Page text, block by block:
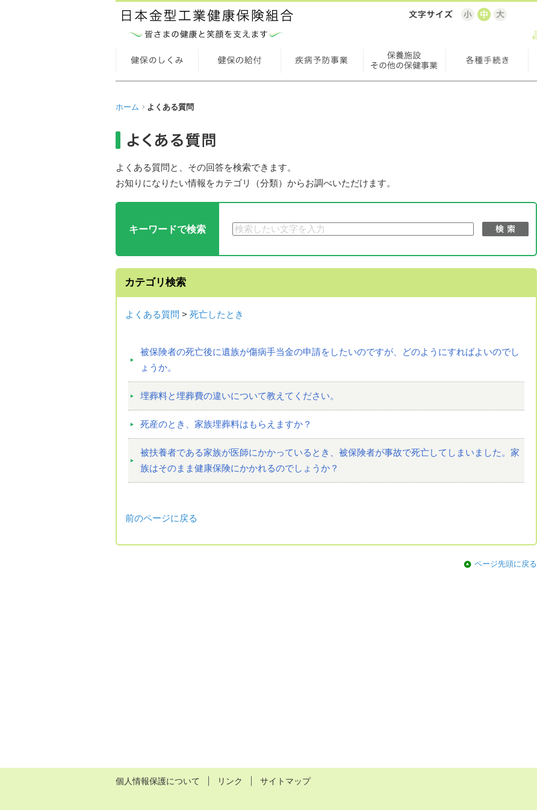
ホーム よくある質問
よくある質問と、その回答を検索できます。
お知りになりたい情報をカテゴリ（分類）からお調べいただけます。
キーワードで検索
カテゴリ検索
よくある質問 > 死亡したとき
被保険者の死亡後に遺族が傷病手当金の申請をしたいのですが、どのようにすればよいのでし
ょうか。
埋葬料と埋葬費の違いについて教えてください。
死産のとき、家族埋葬料はもらえますか？
被扶養者である家族が医師にかかっているとき、被保険者が事故で死亡してしまいました。家
族はそのまま健康保険にかかれるのでしょうか？
前のページに戻る
ページ先頭に戻る
個人情報保護について リンク サイトマップ